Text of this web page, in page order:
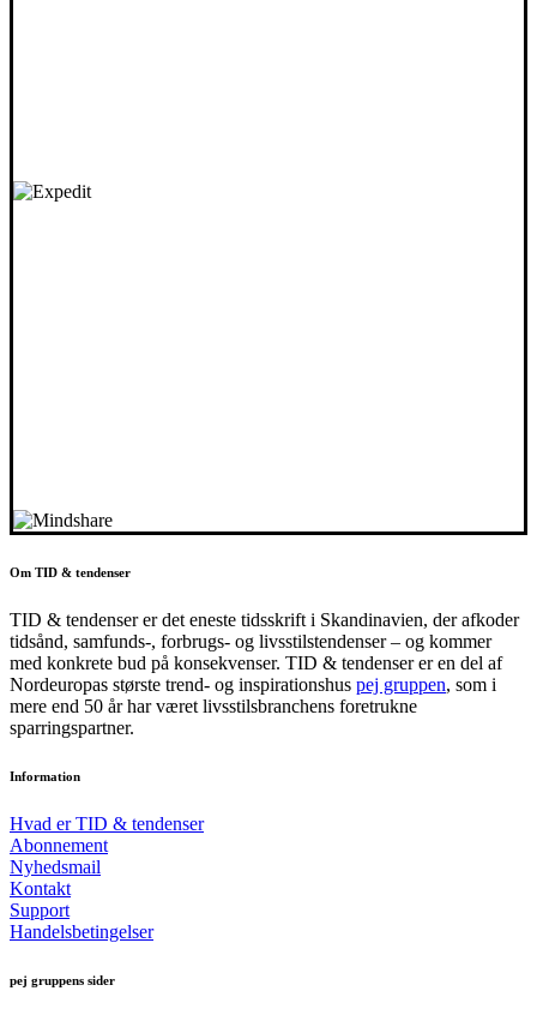
Om TID & tendenser
TID & tendenser er det eneste tidsskrift i Skandinavien, der afkoder
tidsånd, samfunds-, forbrugs- og livsstilstendenser – og kommer
med konkrete bud på konsekvenser. TID & tendenser er en del af
Nordeuropas største trend- og inspirationshus pej gruppen, som i
mere end 50 år har været livsstilsbranchens foretrukne
sparringspartner.
Information
Hvad er TID & tendenser
Abonnement
Nyhedsmail
Kontakt
Support
Handelsbetingelser
pej gruppens sider